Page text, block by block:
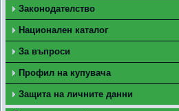
Законодателство
Национален каталог
За въпроси
Профил на купувача
Защита на личните данни